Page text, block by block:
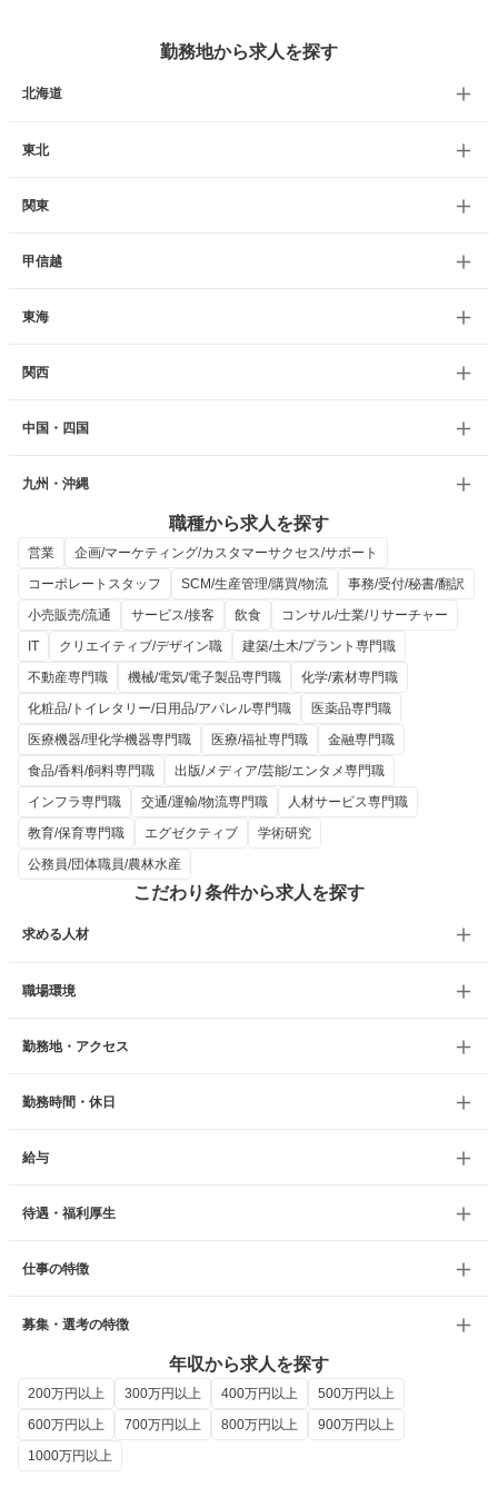
勤務地から求人を探す
北海道
東北
関東
甲信越
東海
関西
中国・四国
九州・沖縄
職種から求人を探す
営業
企画/マーケティング/カスタマーサクセス/サポート
コーポレートスタッフ
SCM/生産管理/購買/物流
事務/受付/秘書/翻訳
小売販売/流通
サービス/接客 飲食
コンサル/士業/リサーチャー
IT
クリエイティブ/デザイン職
建築/土木/プラント専門職
不動産専門職
機械/電気/電子製品専門職
化学/素材専門職
化粧品/トイレタリー/日用品/アパレル専門職
医薬品専門職
医療機器/理化学機器専門職
医療/福祉専門職
金融専門職
食品/香料/飼料専門職
出版/メディア/芸能/エンタメ専門職
インフラ専門職
交通/運輸/物流専門職
人材サービス専門職
教育/保育専門職
エグゼクティブ
学術研究
公務員/団体職員/農林水産
こだわり条件から求人を探す
求める人材
職場環境
勤務地・アクセス
勤務時間・休日
給与
待遇・福利厚生
仕事の特徴
募集・選考の特徴
年収から求人を探す
200万円以上 300万円以上 400万円以上
500万円以上
600万円以上
700万円以上 800万円以上
900万円以上
1000万円以上